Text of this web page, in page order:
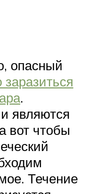
опасный
.
являются
вот чтобы
Течение